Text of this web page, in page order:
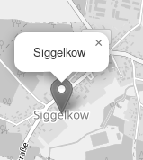
Siggelkow
×